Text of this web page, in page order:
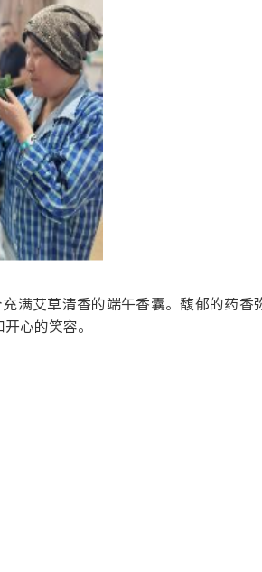
满艾草清香的端午香囊。馥郁的药香
心的笑容。